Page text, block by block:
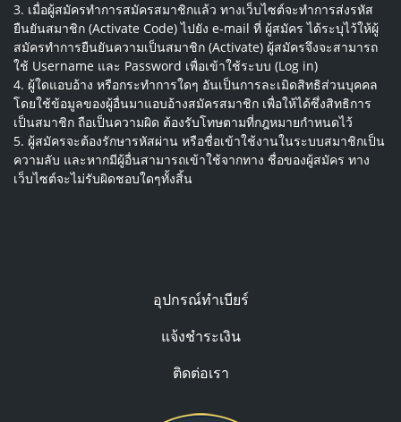
3. เมื่อผู้สมัครทําการสมัครสมาชิกแล้ว ทางเว็บไซต์จะทําการส่งรหัส
ยืนยันสมาชิก (Activate Code) ไปยัง e-mail ที่ ผู้สมัคร ได้ระบุไว้ให้ผู้
สมัครทําการยืนยันความเป็นสมาชิก (Activate) ผู้สมัครจึงจะสามารถ
ใช้ Username และ Password เพื่อเข้าใช้ระบบ (Log in)
4. ผู้ใดแอบอ้าง หรือกระทําการใดๆ อันเป็นการละเมิดสิทธิส่วนบุคคล
โดยใช้ข้อมูลของผู้อื่นมาแอบอ้างสมัครสมาชิก เพื่อให้ได้ซึ่งสิทธิการ
เป็นสมาชิก ถือเป็นความผิด ต้องรับโทษตามที่กฎหมายกําหนดไว้
5. ผู้สมัครจะต้องรักษารหัสผ่าน หรือชื่อเข้าใช้งานในระบบสมาชิกเป็น
ความลับ และหากมีผู้อื่นสามารถเข้าใช้จากทาง ชื่อของผู้สมัคร ทาง
เว็บไซต์จะไม่รับผิดชอบใดๆทั้งสิ้น
อุปกรณ์ทำเบียร์
แจ้งชำระเงิน
ติดต่อเรา